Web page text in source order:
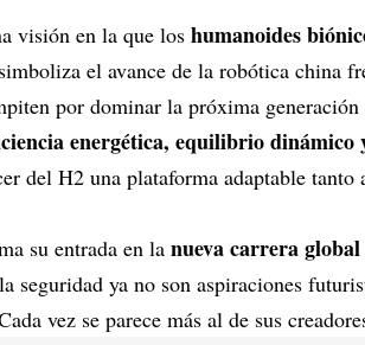
visión en la que los humanoides
el avance de la robótica china
por dominar la próxima generación
energética, equilibrio dinámico
del H2 una plataforma adaptable tanto
su entrada en la nueva carrera
seguridad ya no son aspiraciones
vez se parece más al de sus